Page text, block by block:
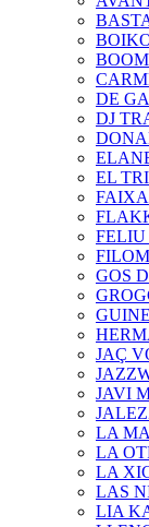
DE
DJ
EL
FAIXA
GOS D
JAÇ
JAVI
LA
LA
LA
LAS
LIA